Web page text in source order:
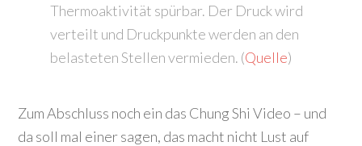
Thermoaktivität spürbar. Der Druck wird
verteilt und Druckpunkte werden an den
belasteten Stellen vermieden. (Quelle)
Zum Abschluss noch ein das Chung Shi Video – und
da soll mal einer sagen, das macht nicht Lust auf